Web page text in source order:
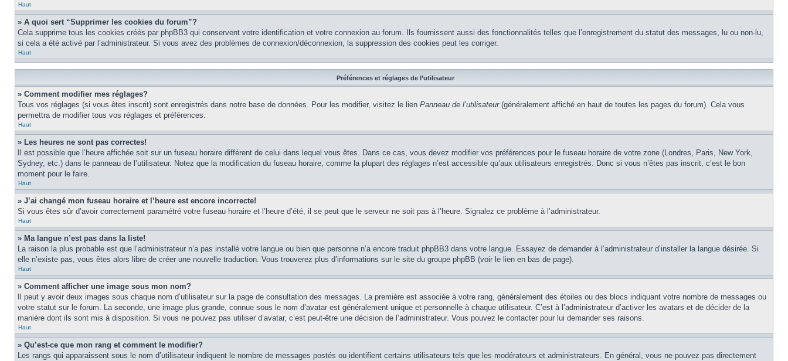
Haut
» A quoi sert “Supprimer les cookies du forum”?
Cela supprime tous les cookies créés par phpBB3 qui conservent votre identification et votre connexion au forum. Ils fournissent aussi des fonctionnalités telles que l’enregistrement du statut des messages, lu ou non-lu,
si cela a été activé par l’administrateur. Si vous avez des problèmes de connexion/déconnexion, la suppression des cookies peut les corriger.
Haut
Préférences et réglages de l’utilisateur
» Comment modifier mes réglages?
Tous vos réglages (si vous êtes inscrit) sont enregistrés dans notre base de données. Pour les modifier, visitez le lien Panneau de l’utilisateur(généralement affiché en haut de toutes les pages du forum). Cela vous
permettra de modifier tous vos réglages et préférences.
Haut
» Les heures ne sont pas correctes!
Il est possible que l’heure affichée soit sur un fuseau horaire différent de celui dans lequel vous êtes. Dans ce cas, vous devez modifier vos préférences pour le fuseau horaire de votre zone (Londres, Paris, New York,
Sydney, etc.) dans le panneau de l’utilisateur. Notez que la modification du fuseau horaire, comme la plupart des réglages n’est accessible qu’aux utilisateurs enregistrés. Donc si vous n’êtes pas inscrit, c’est le bon
moment pour le faire.
Haut
» J’ai changé mon fuseau horaire et l’heure est encore incorrecte!
Si vous êtes sûr d’avoir correctement paramétré votre fuseau horaire et l’heure d’été, il se peut que le serveur ne soit pas à l’heure. Signalez ce problème à l’administrateur.
Haut
» Ma langue n’est pas dans la liste!
La raison la plus probable est que l’administrateur n’a pas installé votre langue ou bien que personne n’a encore traduit phpBB3 dans votre langue. Essayez de demander à l’administrateur d’installer la langue désirée. Si
elle n’existe pas, vous êtes alors libre de créer une nouvelle traduction. Vous trouverez plus d’informations sur le site du groupe phpBB (voir le lien en bas de page).
Haut
» Comment afficher une image sous mon nom?
Il peut y avoir deux images sous chaque nom d’utilisateur sur la page de consultation des messages. La première est associée à votre rang, généralement des étoiles ou des blocs indiquant votre nombre de messages ou
votre statut sur le forum. La seconde, une image plus grande, connue sous le nom d’avatar est généralement unique et personnelle à chaque utilisateur. C’est à l’administrateur d’activer les avatars et de décider de la
manière dont ils sont mis à disposition. Si vous ne pouvez pas utiliser d’avatar, c’est peut-être une décision de l’administrateur. Vous pouvez le contacter pour lui demander ses raisons.
Haut
» Qu’est-ce que mon rang et comment le modifier?
Les rangs qui apparaissent sous le nom d’utilisateur indiquent le nombre de messages postés ou identifient certains utilisateurs tels que les modérateurs et administrateurs. En général, vous ne pouvez pas directement